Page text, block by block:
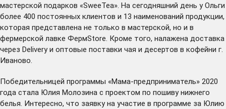
мастерской подарков «SweeTea». На сегодняшний день у Ольги
более 400 постоянных клиентов и 13 наименований продукции,
которая представлена не только в мастерской, но и в
фермерской лавке ФермStore. Кроме того, налажена доставка
через Delivery и оптовые поставки чая и десертов в кофейни г.
Иваново.
Победительницей программы «Мама-предприниматель» 2020
года стала Юлия Молозина с проектом по пошиву нижнего
белья. Интересно, что заявку на участие в программе за Юлию